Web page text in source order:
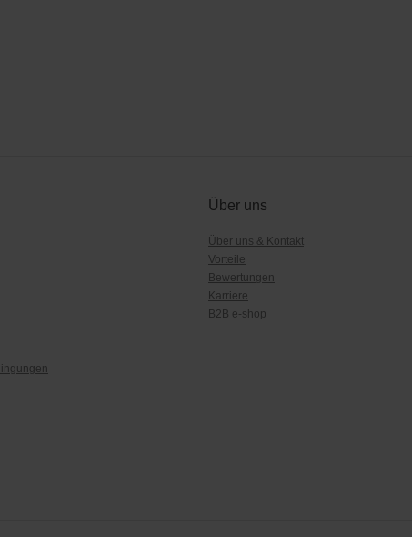
Über uns
Über uns & Kontakt
Vorteile
Bewertungen
Karriere
B2B e-shop